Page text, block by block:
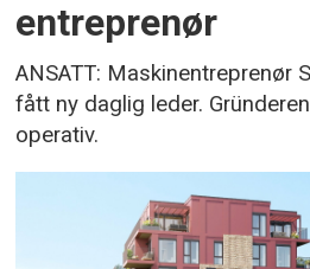
entreprenør
ANSATT: Maskinentreprenør
fått ny daglig leder.
operativ.